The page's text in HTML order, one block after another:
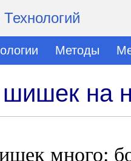
Методы
на
много: